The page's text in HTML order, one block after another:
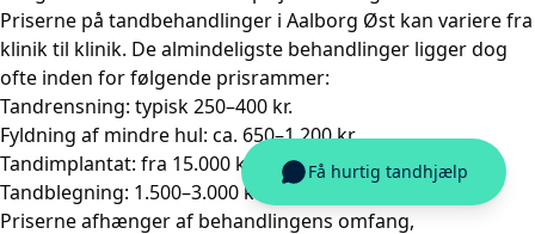
Priserne på tandbehandlinger i Aalborg Øst kan variere fra
klinik til klinik. De almindeligste behandlinger ligger dog
ofte inden for følgende prisrammer:
Tandrensning: typisk 250–400 kr.
Fyldning af mindre hul: ca. 650–1.200 kr.
Tandimplantat: fra 15.000 kr. og opefter
Tandblegning: 1.500–3.000 kr.
Priserne afhænger af behandlingens omfang,